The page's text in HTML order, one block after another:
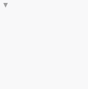
▼